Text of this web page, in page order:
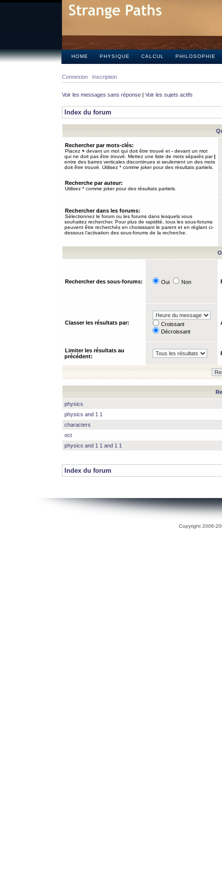
HOME PHYSIQUE CALCUL PHILOSOPHIE
Connexion Inscription
Voir les messages sans réponse | Voir les sujets actifs
Index du forum
Rechercher par mots-clés:
Placez + devant un mot qui doit être trouvé et - devant un mot
qui ne doit pas être trouvé. Mettez une liste de mots séparés par|
entre des barres verticales discontinues si seulement un des mots
doit être trouvé. Utilisez * comme joker pour des résultats partiels.
Recherche par auteur:
Utilisez * comme joker pour des résultats partiels.
Rechercher dans les forums:
Sélectionnez le forum ou les forums dans lesquels vous
souhaitez rechercher. Pour plus de rapidité, tous les sous-forums
peuvent être recherchés en choisissant le parent et en réglant ci-
dessous l’activation des sous-forums de la recherche.
Rechercher des sous-forums: Oui Non
Classer les résultats par:
Croissant
Décroissant
Limiter les résultats au
précédent:
physics
physics and 1 1
characters
oct
physics and 1 1 and 1 1
Index du forum
Copyright 2006-